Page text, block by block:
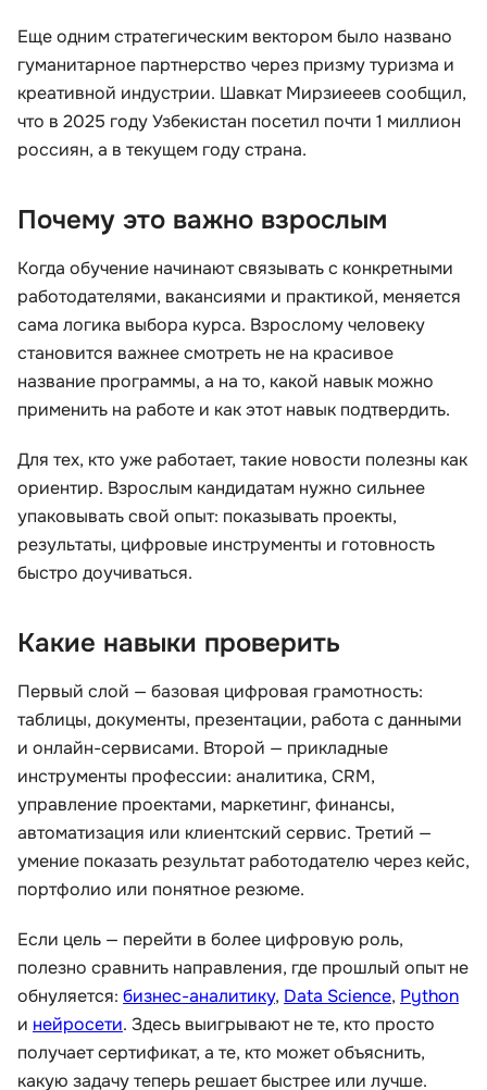
Еще одним стратегическим вектором было названо
гуманитарное партнерство через призму туризма и
креативной индустрии. Шавкат Мирзиееев сообщил,
что в 2025 году Узбекистан посетил почти 1 миллион
россиян, а в текущем году страна.
Почему это важно взрослым
Когда обучение начинают связывать с конкретными
работодателями, вакансиями и практикой, меняется
сама логика выбора курса. Взрослому человеку
становится важнее смотреть не на красивое
название программы, а на то, какой навык можно
применить на работе и как этот навык подтвердить.
Для тех, кто уже работает, такие новости полезны как
ориентир. Взрослым кандидатам нужно сильнее
упаковывать свой опыт: показывать проекты,
результаты, цифровые инструменты и готовность
быстро доучиваться.
Какие навыки проверить
Первый слой — базовая цифровая грамотность:
таблицы, документы, презентации, работа с данными
и онлайн-сервисами. Второй — прикладные
инструменты профессии: аналитика, CRM,
управление проектами, маркетинг, финансы,
автоматизация или клиентский сервис. Третий —
умение показать результат работодателю через кейс,
портфолио или понятное резюме.
Если цель — перейти в более цифровую роль,
полезно сравнить направления, где прошлый опыт не
обнуляется: бизнес-аналитику, Data Science, Python
и нейросети. Здесь выигрывают не те, кто просто
получает сертификат, а те, кто может объяснить,
какую задачу теперь решает быстрее или лучше.